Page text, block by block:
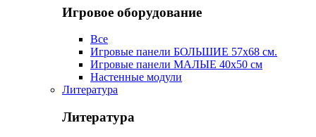
Игровое оборудование
Все
Игровые панели БОЛЬШИЕ 57х68 см.
Игровые панели МАЛЫЕ 40х50 см
Настенные модули
Литература
Литература